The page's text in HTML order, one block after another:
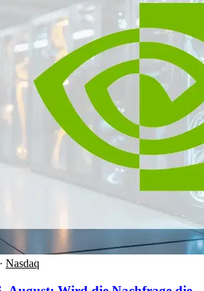
· Nasdaq